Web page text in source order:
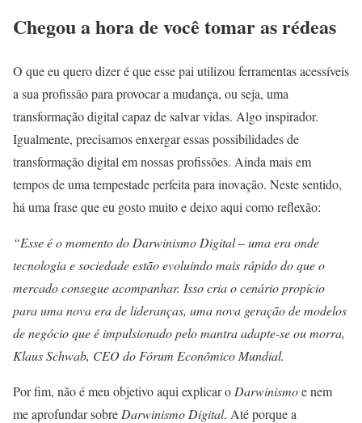
Chegou a hora de você tomar as rédeas
O que eu quero dizer é que esse pai utilizou ferramentas acessíveis
a sua profissão para provocar a mudança, ou seja, uma
transformação digital capaz de salvar vidas. Algo inspirador.
Igualmente, precisamos enxergar essas possibilidades de
transformação digital em nossas profissões. Ainda mais em
tempos de uma tempestade perfeita para inovação. Neste sentido,
há uma frase que eu gosto muito e deixo aqui como reflexão:
“Esse é o momento do Darwinismo Digital – uma era onde
tecnologia e sociedade estão evoluindo mais rápido do que o
mercado consegue acompanhar. Isso cria o cenário propício
para uma nova era de lideranças, uma nova geração de modelos
de negócio que é impulsionado pelo mantra adapte-se ou morra,
Klaus Schwab, CEO do Fórum Econômico Mundial.
Por fim, não é meu objetivo aqui explicar o Darwinismoe nem
me aprofundar sobre Darwinismo Digital. Até porque a